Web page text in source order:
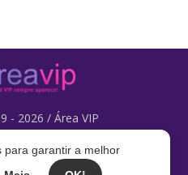
para garantir a melhor
- 2026 / Área VIP